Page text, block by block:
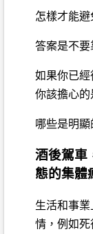
怎樣才能
答案是不要
如果你已
你該擔心的
哪些是明顯
酒後駕車
態的集體
生活和事
情，例如